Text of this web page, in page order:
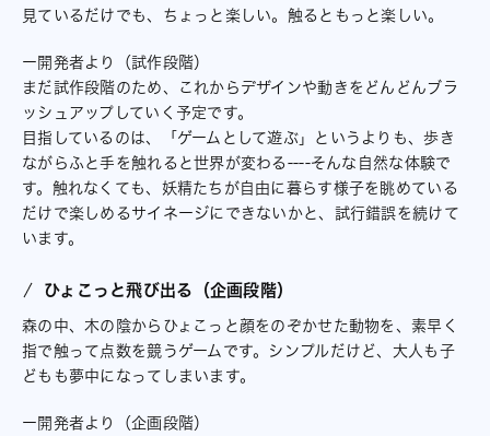
見ているだけでも、ちょっと楽しい。触るともっと楽しい。
ー開発者より（試作段階）
まだ試作段階のため、これからデザインや動きをどんどんブラ
ッシュアップしていく予定です。
目指しているのは、「ゲームとして遊ぶ」というよりも、歩き
ながらふと手を触れると世界が変わる----そんな自然な体験で
す。触れなくても、妖精たちが自由に暮らす様子を眺めている
だけで楽しめるサイネージにできないかと、試行錯誤を続けて
います。
ひょこっと飛び出る（企画段階）
森の中、木の陰からひょこっと顔をのぞかせた動物を、素早く
指で触って点数を競うゲームです。シンプルだけど、大人も子
どもも夢中になってしまいます。
ー開発者より（企画段階）